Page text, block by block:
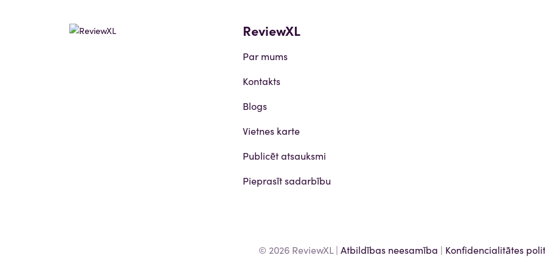
ReviewXL
Par mums
Kontakts
Blogs
Vietnes karte
Publicēt atsauksmi
Pieprasīt sadarbību
© 2026 ReviewXL | Atbildības neesamība | Konfidencialitātes